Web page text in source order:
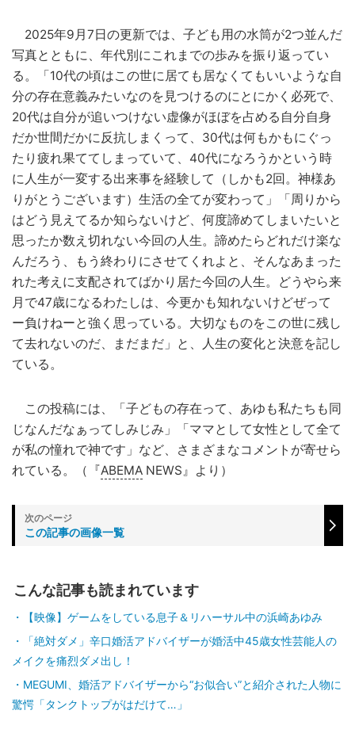
2025年9月7日の更新では、子ども用の水筒が2つ並んだ
写真とともに、年代別にこれまでの歩みを振り返ってい
る。「10代の頃はこの世に居ても居なくてもいいような自
分の存在意義みたいなのを見つけるのにとにかく必死で、
20代は自分が追いつけない虚像がほぼを占める自分自身
だか世間だかに反抗しまくって、30代は何もかもにぐっ
たり疲れ果ててしまっていて、40代になろうかという時
に人生が一変する出来事を経験して（しかも2回。神様あ
りがとうございます）生活の全てが変わって」「周りから
はどう見えてるか知らないけど、何度諦めてしまいたいと
思ったか数え切れない今回の人生。諦めたらどれだけ楽な
んだろう、もう終わりにさせてくれよと、そんなあまった
れた考えに支配されてばかり居た今回の人生。どうやら来
月で47歳になるわたしは、今更かも知れないけどぜって
ー負けねーと強く思っている。大切なものをこの世に残し
て去れないのだ、まだまだ」と、人生の変化と決意を記し
ている。
この投稿には、「子どもの存在って、あゆも私たちも同
じなんだなぁってしみじみ」「ママとして女性として全て
が私の憧れで神です」など、さまざまなコメントが寄せら
れている。（『ABEMA NEWS』より）
この記事の画像一覧
こんな記事も読まれています
【映像】ゲームをしている息子＆リハーサル中の浜崎あゆみ
「絶対ダメ」辛口婚活アドバイザーが婚活中45歳女性芸能人の
メイクを痛烈ダメ出し！
MEGUMI、婚活アドバイザーから“お似合い”と紹介された人物に
驚愕「タンクトップがはだけて…」